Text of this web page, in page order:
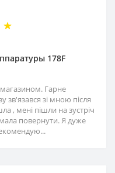
178F
Гарне
зв'язався зі мною після
, мені пішли на зустріч
повернути. Я дуже